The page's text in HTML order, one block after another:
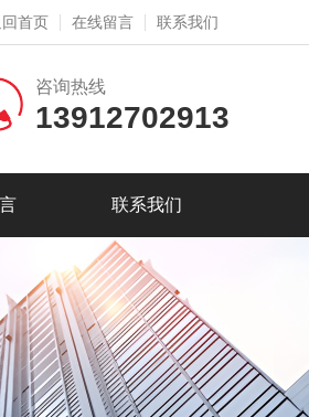
首页 在线留言 联系我们
咨询热线
13912702913
联系我们